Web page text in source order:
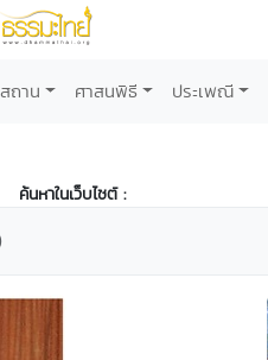
ถาน ศาสนพิธี ประเพณี
ค้นหาในเว็บไซต์ :